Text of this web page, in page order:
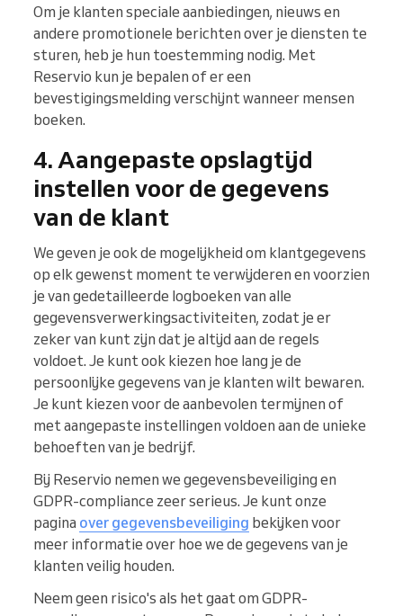
Om je klanten speciale aanbiedingen, nieuws en
andere promotionele berichten over je diensten te
sturen, heb je hun toestemming nodig. Met
Reservio kun je bepalen of er een
bevestigingsmelding verschijnt wanneer mensen
boeken.
4. Aangepaste opslagtijd
instellen voor de gegevens
van de klant
We geven je ook de mogelijkheid om klantgegevens
op elk gewenst moment te verwijderen en voorzien
je van gedetailleerde logboeken van alle
gegevensverwerkingsactiviteiten, zodat je er
zeker van kunt zijn dat je altijd aan de regels
voldoet. Je kunt ook kiezen hoe lang je de
persoonlijke gegevens van je klanten wilt bewaren.
Je kunt kiezen voor de aanbevolen termijnen of
met aangepaste instellingen voldoen aan de unieke
behoeften van je bedrijf.
Bij Reservio nemen we gegevensbeveiliging en
GDPR-compliance zeer serieus. Je kunt onze
pagina over gegevensbeveiliging bekijken voor
meer informatie over hoe we de gegevens van je
klanten veilig houden.
Neem geen risico's als het gaat om GDPR-